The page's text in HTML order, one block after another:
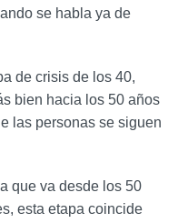
se habla ya de
de crisis de los 40,
bien hacia los 50 años
las personas se siguen
que va desde los 50
esta etapa coincide